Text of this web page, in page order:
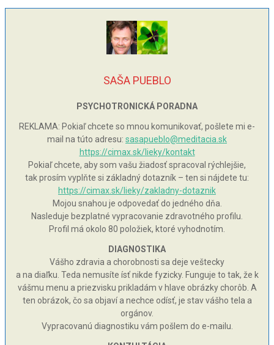
SAŠA PUEBLO
PSYCHOTRONICKÁ PORADNA
REKLAMA: Pokiaľ chcete so mnou komunikovať, pošlete mi e-
mail na túto adresu: sasapueblo@meditacia.sk
https://cimax.sk/lieky/kontakt
Pokiaľ chcete, aby som vašu žiadosť spracoval rýchlejšie,
tak prosím vyplňte si základný dotazník – ten si nájdete tu:
https://cimax.sk/lieky/zakladny-dotaznik
Mojou snahou je odpovedať do jedného dňa.
Nasleduje bezplatné vypracovanie zdravotného profilu.
Profil má okolo 80 položiek, ktoré vyhodnotím.
DIAGNOSTIKA
Vášho zdravia a chorobnosti sa deje veštecky
a na diaľku. Teda nemusíte ísť nikde fyzicky. Funguje to tak, že k
vášmu menu a priezvisku prikladám v hlave obrázky chorôb. A
ten obrázok, čo sa objaví a nechce odísť, je stav vášho tela a
orgánov.
Vypracovanú diagnostiku vám pošlem do e-mailu.